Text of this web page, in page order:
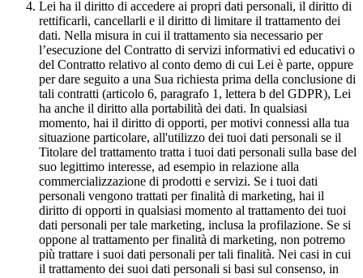
Lei ha il diritto di accedere ai propri dati personali, il diritto di
rettificarli, cancellarli e il diritto di limitare il trattamento dei
dati. Nella misura in cui il trattamento sia necessario per
l’esecuzione del Contratto di servizi informativi ed educativi o
del Contratto relativo al conto demo di cui Lei è parte, oppure
per dare seguito a una Sua richiesta prima della conclusione di
tali contratti (articolo 6, paragrafo 1, lettera b del GDPR), Lei
ha anche il diritto alla portabilità dei dati. In qualsiasi
momento, hai il diritto di opporti, per motivi connessi alla tua
situazione particolare, all'utilizzo dei tuoi dati personali se il
Titolare del trattamento tratta i tuoi dati personali sulla base del
suo legittimo interesse, ad esempio in relazione alla
commercializzazione di prodotti e servizi. Se i tuoi dati
personali vengono trattati per finalità di marketing, hai il
diritto di opporti in qualsiasi momento al trattamento dei tuoi
dati personali per tale marketing, inclusa la profilazione. Se si
oppone al trattamento per finalità di marketing, non potremo
più trattare i suoi dati personali per tali finalità. Nei casi in cui
il trattamento dei suoi dati personali si basi sul consenso, in